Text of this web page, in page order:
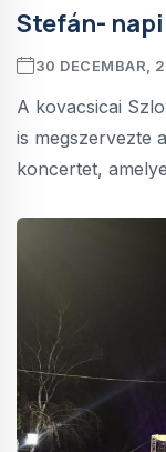
Stefán-
30 DECEMBAR,
A kovacsicai
is megszervezte
koncertet,